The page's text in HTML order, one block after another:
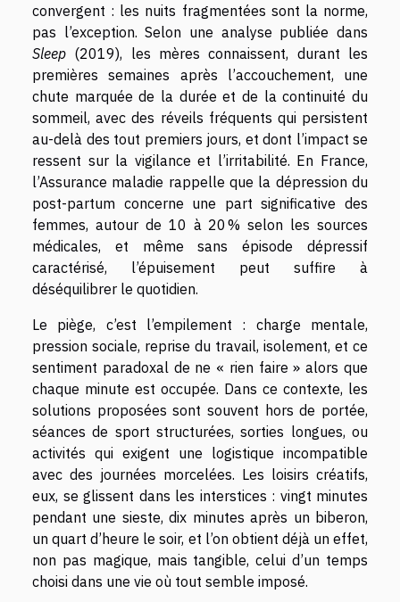
convergent : les nuits fragmentées sont la norme,
pas l’exception. Selon une analyse publiée dans
Sleep (2019), les mères connaissent, durant les
premières semaines après l’accouchement, une
chute marquée de la durée et de la continuité du
sommeil, avec des réveils fréquents qui persistent
au-delà des tout premiers jours, et dont l’impact se
ressent sur la vigilance et l’irritabilité. En France,
l’Assurance maladie rappelle que la dépression du
post-partum concerne une part significative des
femmes, autour de 10 à 20 % selon les sources
médicales, et même sans épisode dépressif
caractérisé, l’épuisement peut suffire à
déséquilibrer le quotidien.
Le piège, c’est l’empilement : charge mentale,
pression sociale, reprise du travail, isolement, et ce
sentiment paradoxal de ne « rien faire » alors que
chaque minute est occupée. Dans ce contexte, les
solutions proposées sont souvent hors de portée,
séances de sport structurées, sorties longues, ou
activités qui exigent une logistique incompatible
avec des journées morcelées. Les loisirs créatifs,
eux, se glissent dans les interstices : vingt minutes
pendant une sieste, dix minutes après un biberon,
un quart d’heure le soir, et l’on obtient déjà un effet,
non pas magique, mais tangible, celui d’un temps
choisi dans une vie où tout semble imposé.